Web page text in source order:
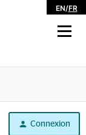
EN/FR
Connexion